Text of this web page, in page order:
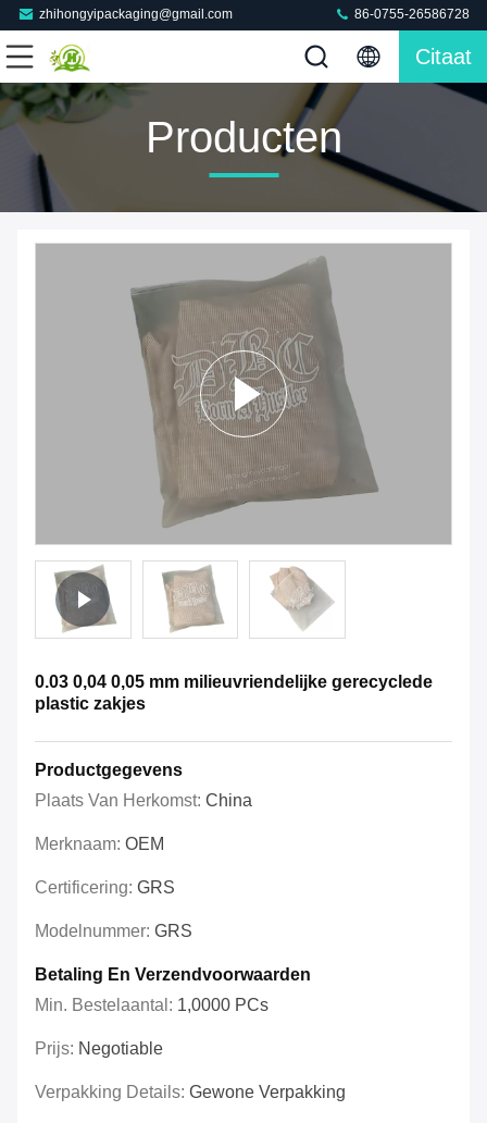
zhihongyipackaging@gmail.com 86-0755-26586728
Citaat
Producten
0.03 0,04 0,05 mm milieuvriendelijke gerecyclede
plastic zakjes
Productgegevens
Plaats Van Herkomst: China
Merknaam: OEM
Certificering: GRS
Modelnummer: GRS
Betaling En Verzendvoorwaarden
Min. Bestelaantal: 1,0000 PCs
Prijs: Negotiable
Verpakking Details: Gewone Verpakking